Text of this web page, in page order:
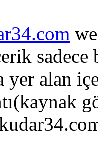
sadece
yer alan